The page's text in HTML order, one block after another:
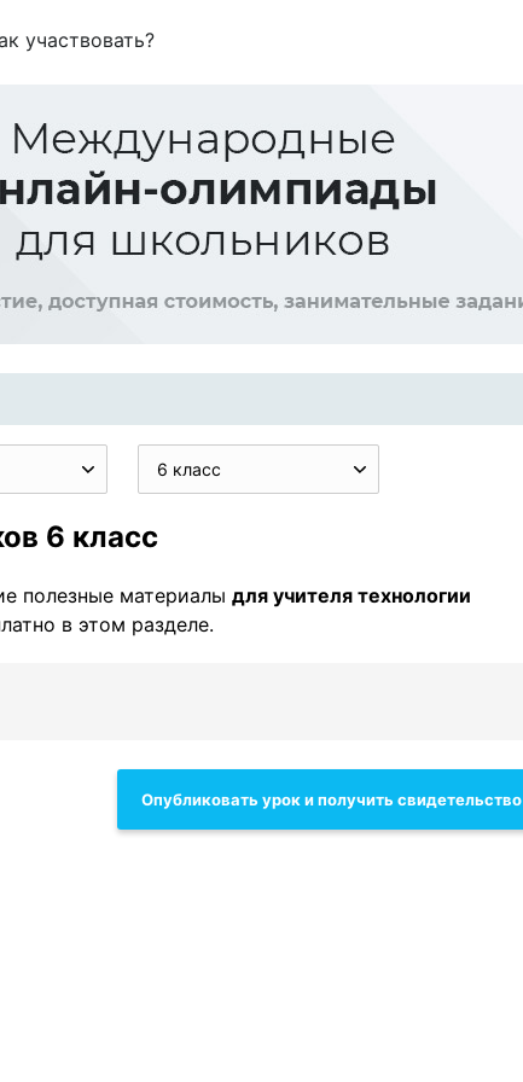
участвовать?
6 класс
6 класс
полезные материалы для учителя технологии
в этом разделе.
Опубликовать урок и получить свидетельство